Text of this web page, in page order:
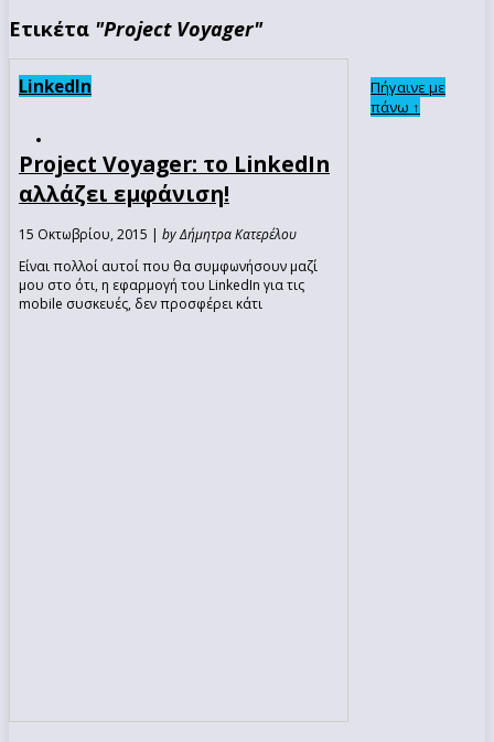
Ετικέτα "Project Voyager"
LinkedIn
Project Voyager: το LinkedIn
αλλάζει εμφάνιση!
15 Οκτωβρίου, 2015 | by Δήμητρα Κατερέλου
Είναι πολλοί αυτοί που θα συμφωνήσουν μαζί
μου στο ότι, η εφαρμογή του LinkedIn για τις
mobile συσκευές, δεν προσφέρει κάτι
Πήγαινε με
πάνω ↑